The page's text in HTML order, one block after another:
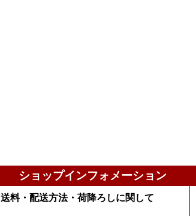
ショップインフォメーション
送料・配送方法・荷降ろしに関して